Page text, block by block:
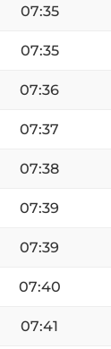
07:35
07:35
07:36
07:37
07:38
07:39
07:39
07:40
07:41